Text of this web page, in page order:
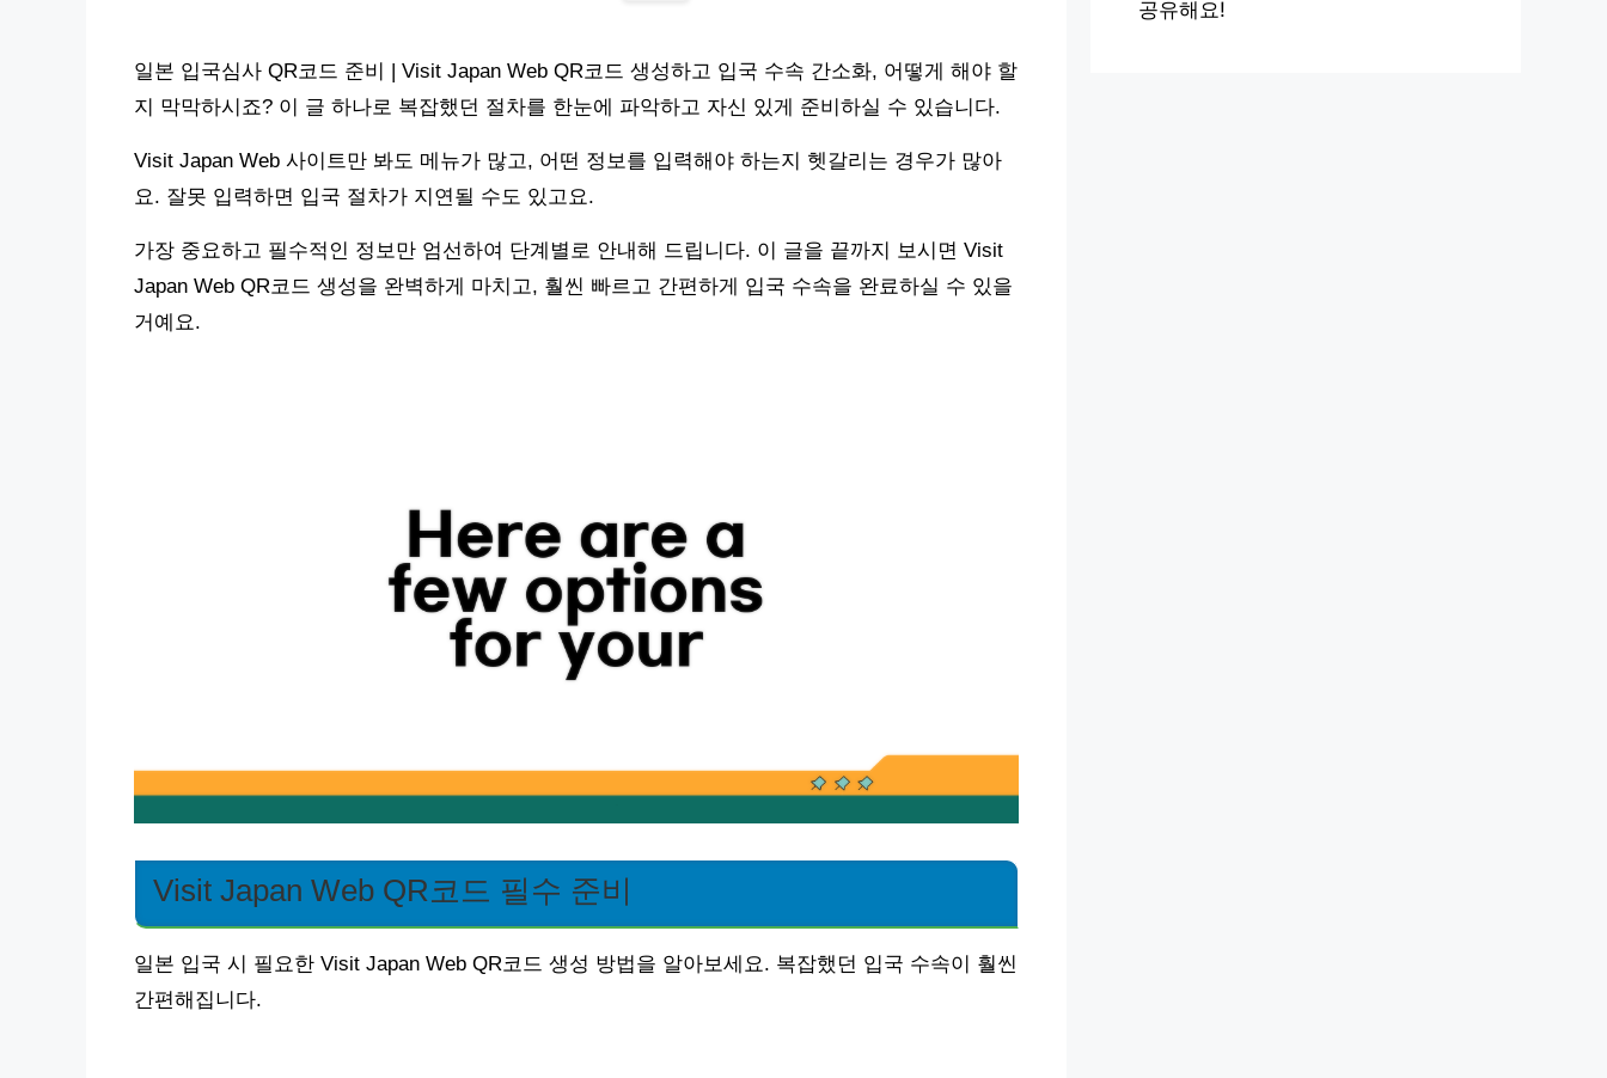
일본 입국심사 QR코드 준비 | Visit Japan Web QR코드 생성하고 입국 수속 간소화, 어떻게 해야 할
지 막막하시죠? 이 글 하나로 복잡했던 절차를 한눈에 파악하고 자신 있게 준비하실 수 있습니다.
Visit Japan Web 사이트만 봐도 메뉴가 많고, 어떤 정보를 입력해야 하는지 헷갈리는 경우가 많아
요. 잘못 입력하면 입국 절차가 지연될 수도 있고요.
가장 중요하고 필수적인 정보만 엄선하여 단계별로 안내해 드립니다. 이 글을 끝까지 보시면 Visit
Japan Web QR코드 생성을 완벽하게 마치고, 훨씬 빠르고 간편하게 입국 수속을 완료하실 수 있을
거예요.
Visit Japan Web QR코드 필수 준비
일본 입국 시 필요한 Visit Japan Web QR코드 생성 방법을 알아보세요. 복잡했던 입국 수속이 훨씬
간편해집니다.
공유해요!